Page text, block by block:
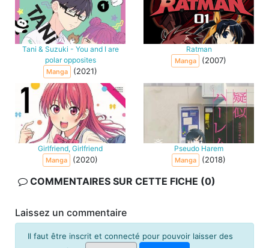
Tani & Suzuki - You and I are
polar opposites
Manga (2021)
Ratman
Manga (2007)
Girlfriend, Girlfriend
Manga (2020)
Pseudo Harem
Manga (2018)
COMMENTAIRES SUR CETTE FICHE (0)
Laissez un commentaire
Il faut être inscrit et connecté pour pouvoir laisser des